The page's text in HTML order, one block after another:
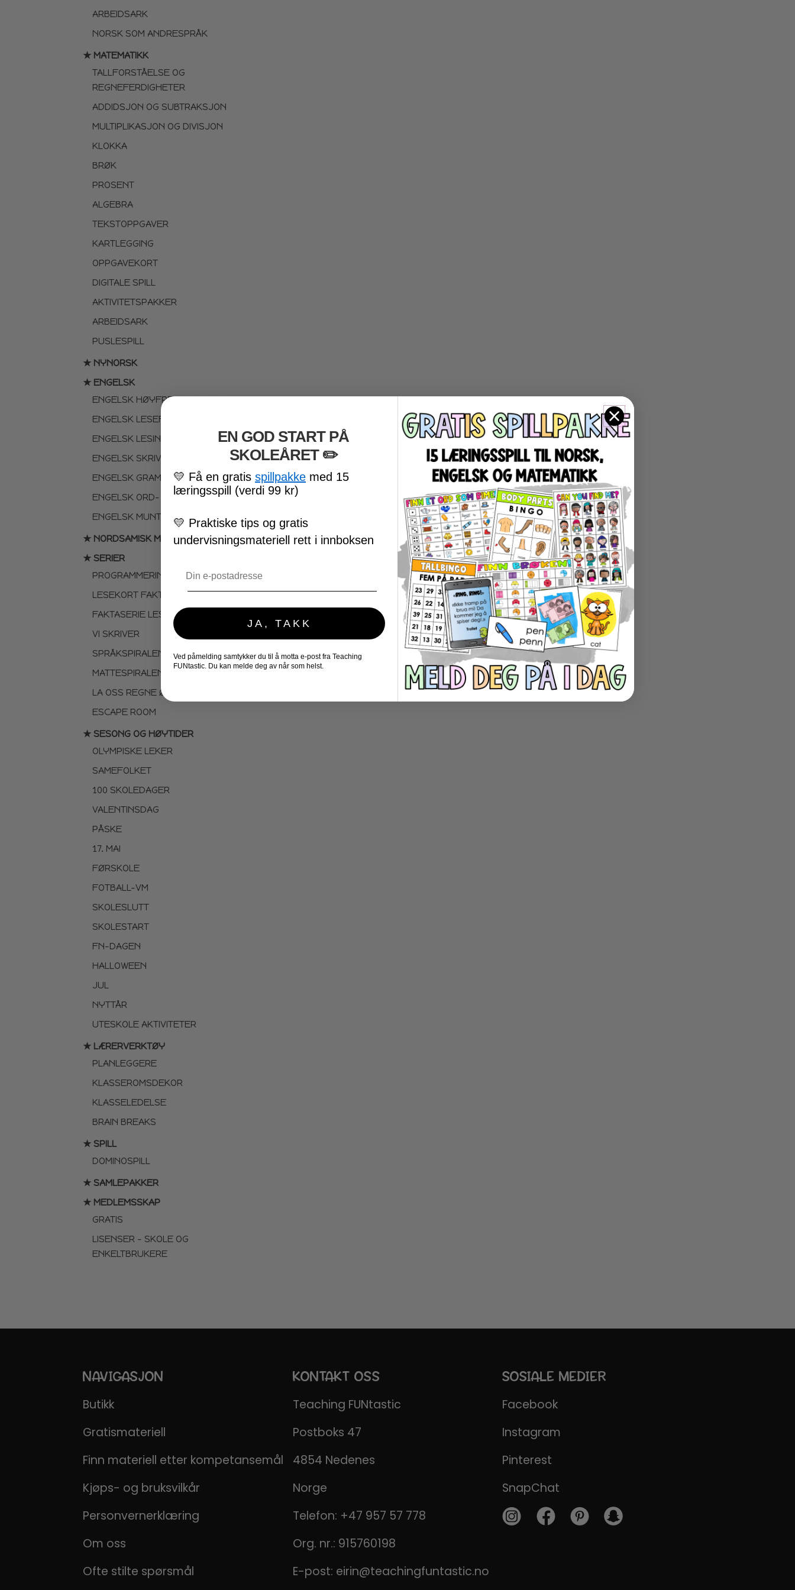
ARBEIDSARK
NORSK SOM ANDRESPRÅK
★ MATEMATIKK
TALLFORSTÅELSE OG
REGNEFERDIGHETER
ADDIDSJON OG SUBTRAKSJON
MULTIPLIKASJON OG DIVISJON
KLOKKA
BRØK
PROSENT
ALGEBRA
TEKSTOPPGAVER
KARTLEGGING
OPPGAVEKORT
DIGITALE SPILL
AKTIVITETSPAKKER
ARBEIDSARK
PUSLESPILL
★ NYNORSK
★ ENGELSK
ENGELSK HØYFREKVENTE ORD
ENGELSK LESEFORSTÅELSE
ENGELSK LESING
ENGELSK SKRIVING
ENGELSK GRAMATIKK
ENGELSK ORD- OG BEGREPER
ENGELSK MUNTLIG
★ NORDSAMISK MATERIELL
★ SERIER
PROGRAMMERING
LESEKORT FAKTA
FAKTASERIE LESING
VI SKRIVER
SPRÅKSPIRALEN
MATTESPIRALEN
LA OSS REGNE ØVEBØKER
ESCAPE ROOM
★ SESONG OG HØYTIDER
OLYMPISKE LEKER
SAMEFOLKET
100 SKOLEDAGER
VALENTINSDAG
PÅSKE
17. MAI
FØRSKOLE
FOTBALL-VM
SKOLESLUTT
SKOLESTART
FN-DAGEN
HALLOWEEN
JUL
NYTTÅR
UTESKOLE AKTIVITETER
★ LÆRERVERKTØY
PLANLEGGERE
KLASSEROMSDEKOR
KLASSELEDELSE
BRAIN BREAKS
★ SPILL
DOMINOSPILL
★ SAMLEPAKKER
★ MEDLEMSSKAP
GRATIS
LISENSER – SKOLE OG
ENKELTBRUKERE
NAVIGASJON
Butikk
Gratismateriell
Finn materiell etter kompetansemål
Kjøps- og bruksvilkår
Personvernerklæring
Om oss
Ofte stilte spørsmål
KONTAKT OSS
Teaching FUNtastic
Postboks 47
4854 Nedenes
Norge
Telefon: +47 957 57 778
Org. nr.: 915760198
E-post: eirin@teachingfuntastic.no
SOSIALE MEDIER
Facebook
Instagram
Pinterest
SnapChat
EN GOD START PÅ
SKOLEÅRET​ ✏️
💛 Få en gratis spillpakke med 15
læringsspill (verdi 99 kr)
💛 Praktiske tips og gratis
undervisningsmateriell rett i innboksen
JA, TAKK
Ved påmelding samtykker du til å motta e-post fra Teaching
FUNtastic. Du kan melde deg av når som helst.